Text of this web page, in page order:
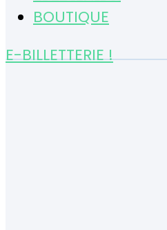
BOUTIQUE
E-BILLETTERIE !